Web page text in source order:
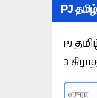
PJ
PJ
3